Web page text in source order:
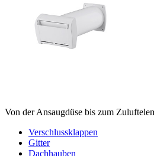
Von der Ansaugdüse bis zum
Verschlussklappen
Gitter
Dachhauben